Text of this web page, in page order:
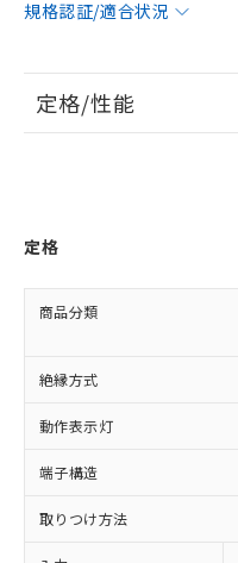
規格認証/適合状況
定格/性能
定格
商品分類
絶縁方式
動作表示灯
端子構造
取りつけ方法